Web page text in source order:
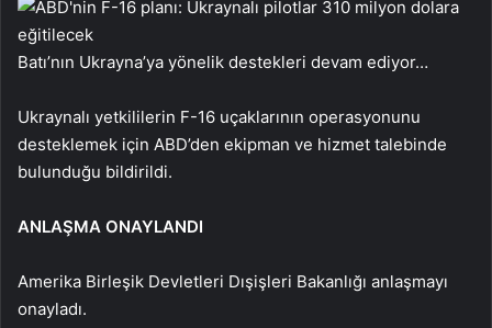
Batı’nın Ukrayna’ya yönelik destekleri devam ediyor…
Ukraynalı yetkililerin F-16 uçaklarının operasyonunu
desteklemek için ABD’den ekipman ve hizmet talebinde
bulunduğu bildirildi.
ANLAŞMA ONAYLANDI
Amerika Birleşik Devletleri Dışişleri Bakanlığı anlaşmayı
onayladı.